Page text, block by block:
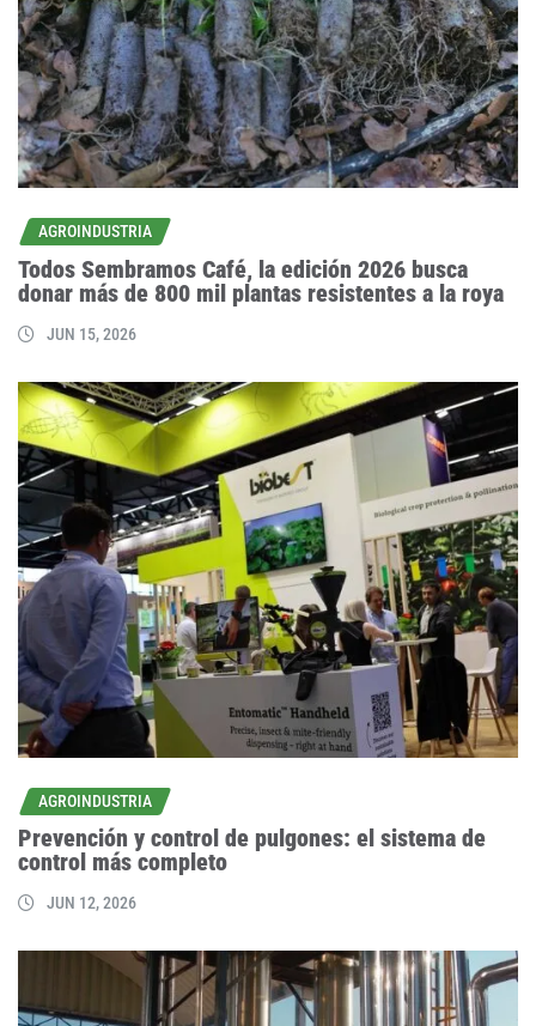
AGROINDUSTRIA
Todos Sembramos Café, la edición 2026 busca
donar más de 800 mil plantas resistentes a la roya
JUN 15, 2026
AGROINDUSTRIA
Prevención y control de pulgones: el sistema de
control más completo
JUN 12, 2026